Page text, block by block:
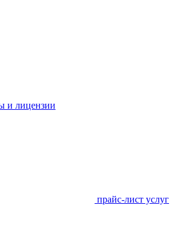
и лицензии
прайс-лист услуг